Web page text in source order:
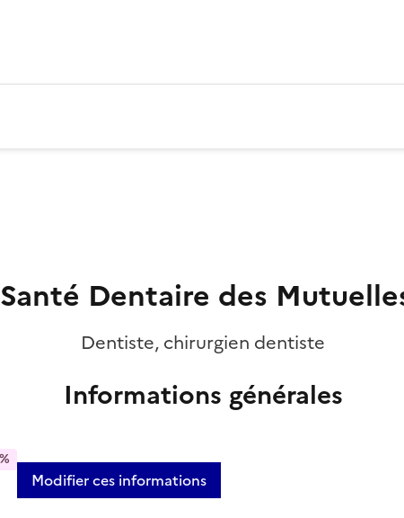
Dentaire des
Dentiste, chirurgien dentiste
Informations générales
Modifier ces informations